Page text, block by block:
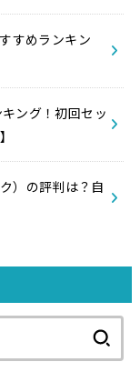
すめランキン
ング！初回セッ
）の評判は？自